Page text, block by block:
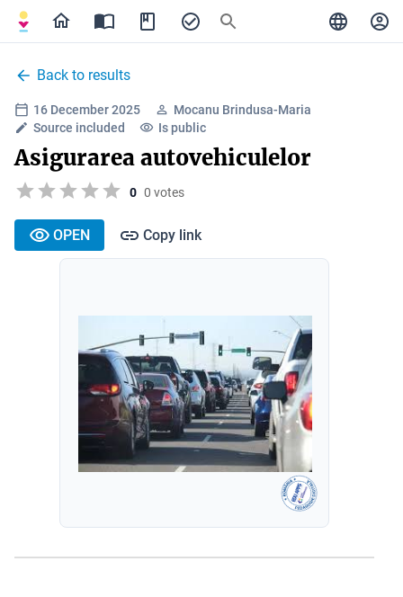
Back to results
16 December 2025
Mocanu Brindusa-Maria
Source included
Is public
Asigurarea autovehiculelor
0 0 votes
OPEN Copy link